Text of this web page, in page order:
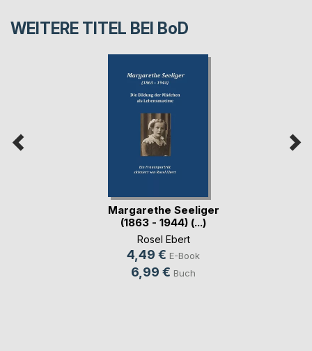
WEITERE TITEL BEI BoD
Margarethe Seeliger
(1863 - 1944) (...)
Rosel Ebert
4,49 € E-Book
6,99 € Buch